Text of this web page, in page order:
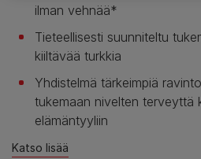
ilman vehnää*
Tieteellisesti suunniteltu
kiiltävää turkkia
Yhdistelmä tärkeimpiä
tukemaan nivelten terveyttä
elämäntyyliin
Katso lisää